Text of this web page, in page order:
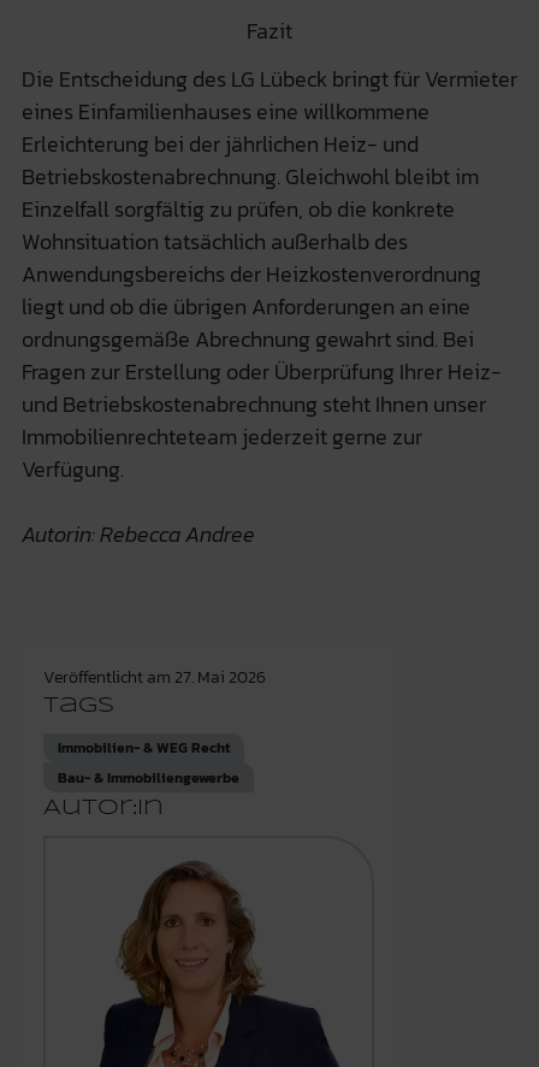
Fazit
Die Entscheidung des LG Lübeck bringt für Vermieter
eines Einfamilienhauses eine willkommene
Erleichterung bei der jährlichen Heiz- und
Betriebskostenabrechnung. Gleichwohl bleibt im
Einzelfall sorgfältig zu prüfen, ob die konkrete
Wohnsituation tatsächlich außerhalb des
Anwendungsbereichs der Heizkostenverordnung
liegt und ob die übrigen Anforderungen an eine
ordnungsgemäße Abrechnung gewahrt sind. Bei
Fragen zur Erstellung oder Überprüfung Ihrer Heiz-
und Betriebskostenabrechnung steht Ihnen unser
Immobilienrechteteam jederzeit gerne zur
Verfügung.
Autorin: Rebecca Andree
Veröffentlicht am 27. Mai 2026
Tags
Immobilien- & WEG Recht
Bau- & Immobiliengewerbe
Autor:in